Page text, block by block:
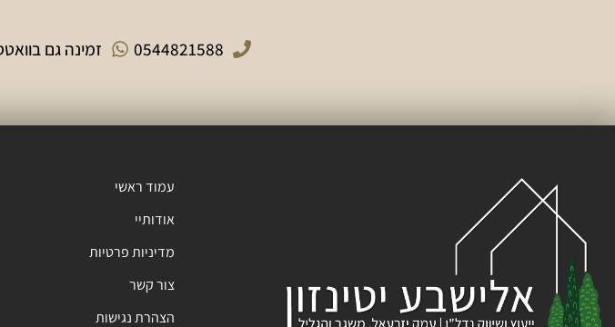
0544821588 זמינה גם
עמוד ראשי
אודותיי
מדיניות פרטיות
צור קשר
הצהרת נגישות